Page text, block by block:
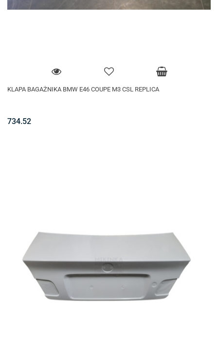
KLAPA BAGAŻNIKA BMW E46 COUPE M3 CSL REPLICA
734.52